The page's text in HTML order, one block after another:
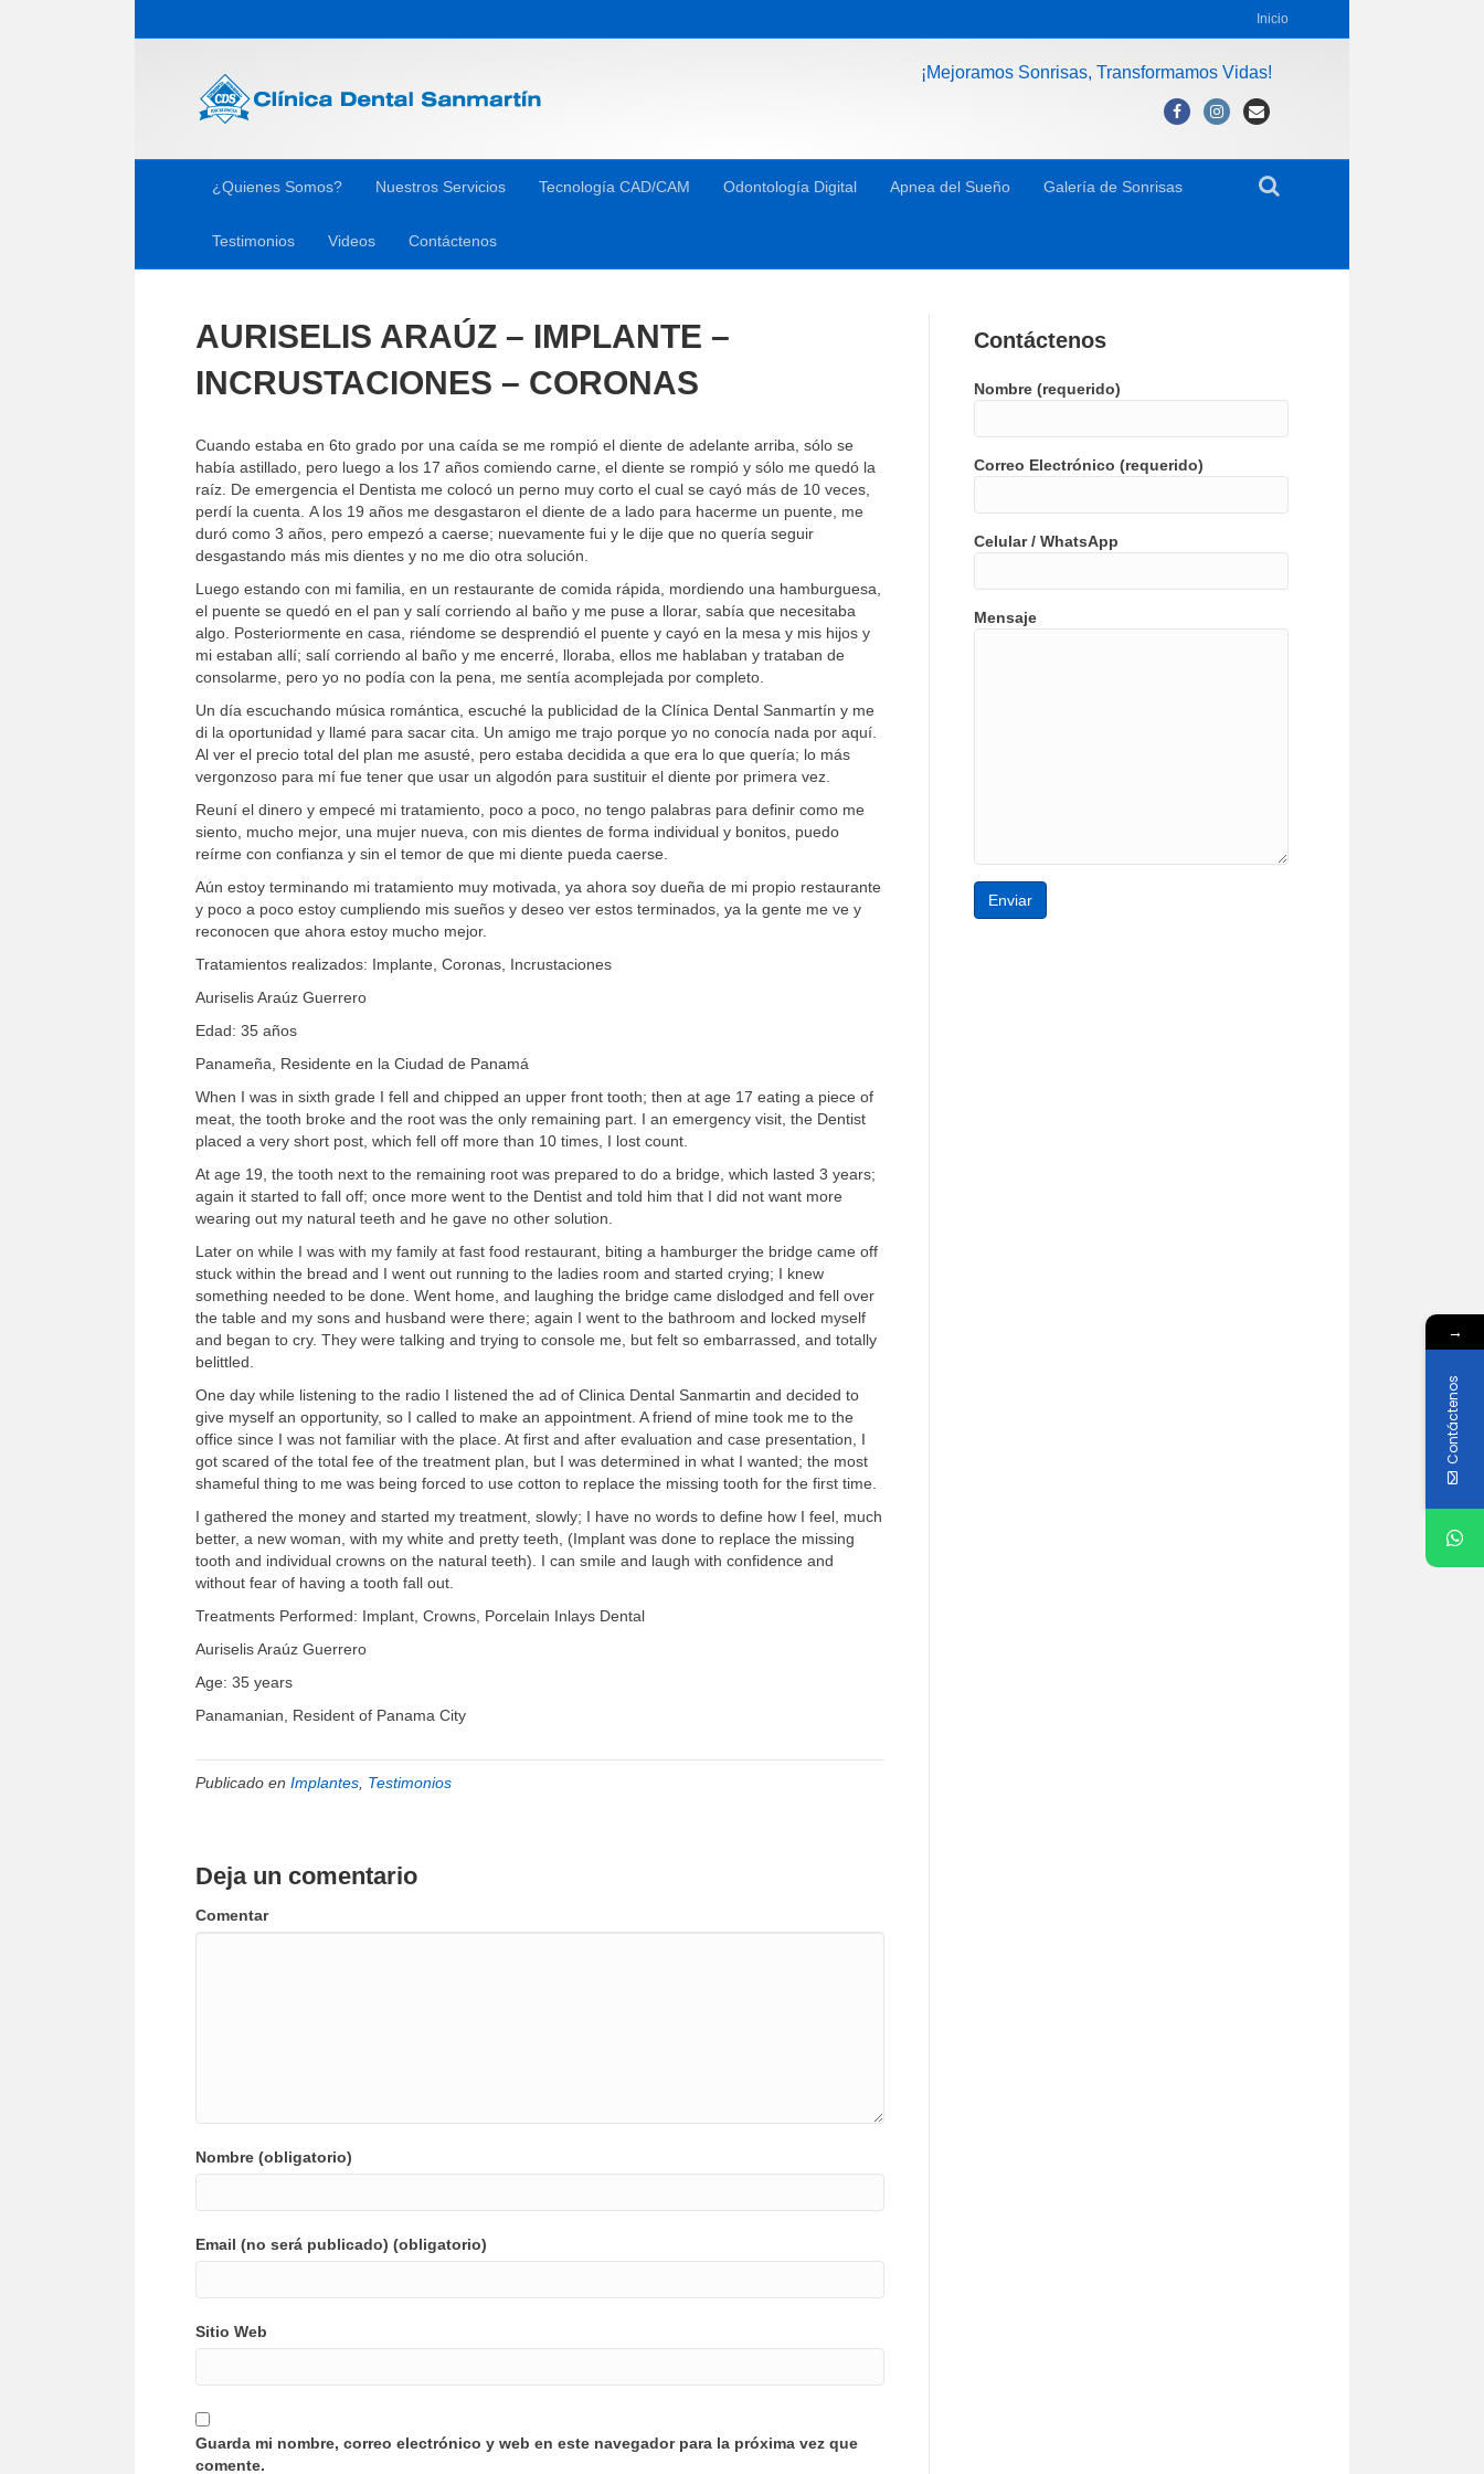
Inicio
¡Mejoramos Sonrisas, Transformamos Vidas!
FacebookInstagram
¿Quienes Somos? Nuestros Servicios Tecnología CAD/CAM Odontología Digital Apnea del Sueño Galería de Sonrisas
Testimonios Videos Contáctenos
AURISELIS ARAÚZ – IMPLANTE –
INCRUSTACIONES – CORONAS
Cuando estaba en 6to grado por una caída se me rompió el diente de adelante arriba, sólo se
había astillado, pero luego a los 17 años comiendo carne, el diente se rompió y sólo me quedó la
raíz. De emergencia el Dentista me colocó un perno muy corto el cual se cayó más de 10 veces,
perdí la cuenta. A los 19 años me desgastaron el diente de a lado para hacerme un puente, me
duró como 3 años, pero empezó a caerse; nuevamente fui y le dije que no quería seguir
desgastando más mis dientes y no me dio otra solución.
Luego estando con mi familia, en un restaurante de comida rápida, mordiendo una hamburguesa,
el puente se quedó en el pan y salí corriendo al baño y me puse a llorar, sabía que necesitaba
algo. Posteriormente en casa, riéndome se desprendió el puente y cayó en la mesa y mis hijos y
mi estaban allí; salí corriendo al baño y me encerré, lloraba, ellos me hablaban y trataban de
consolarme, pero yo no podía con la pena, me sentía acomplejada por completo.
Un día escuchando música romántica, escuché la publicidad de la Clínica Dental Sanmartín y me
di la oportunidad y llamé para sacar cita. Un amigo me trajo porque yo no conocía nada por aquí.
Al ver el precio total del plan me asusté, pero estaba decidida a que era lo que quería; lo más
vergonzoso para mí fue tener que usar un algodón para sustituir el diente por primera vez.
Reuní el dinero y empecé mi tratamiento, poco a poco, no tengo palabras para definir como me
siento, mucho mejor, una mujer nueva, con mis dientes de forma individual y bonitos, puedo
reírme con confianza y sin el temor de que mi diente pueda caerse.
Aún estoy terminando mi tratamiento muy motivada, ya ahora soy dueña de mi propio restaurante
y poco a poco estoy cumpliendo mis sueños y deseo ver estos terminados, ya la gente me ve y
reconocen que ahora estoy mucho mejor.
Tratamientos realizados: Implante, Coronas, Incrustaciones
Auriselis Araúz Guerrero
Edad: 35 años
Panameña, Residente en la Ciudad de Panamá
When I was in sixth grade I fell and chipped an upper front tooth; then at age 17 eating a piece of
meat, the tooth broke and the root was the only remaining part. I an emergency visit, the Dentist
placed a very short post, which fell off more than 10 times, I lost count.
At age 19, the tooth next to the remaining root was prepared to do a bridge, which lasted 3 years;
again it started to fall off; once more went to the Dentist and told him that I did not want more
wearing out my natural teeth and he gave no other solution.
Later on while I was with my family at fast food restaurant, biting a hamburger the bridge came off
stuck within the bread and I went out running to the ladies room and started crying; I knew
something needed to be done. Went home, and laughing the bridge came dislodged and fell over
the table and my sons and husband were there; again I went to the bathroom and locked myself
and began to cry. They were talking and trying to console me, but felt so embarrassed, and totally
belittled.
One day while listening to the radio I listened the ad of Clinica Dental Sanmartin and decided to
give myself an opportunity, so I called to make an appointment. A friend of mine took me to the
office since I was not familiar with the place. At first and after evaluation and case presentation, I
got scared of the total fee of the treatment plan, but I was determined in what I wanted; the most
shameful thing to me was being forced to use cotton to replace the missing tooth for the first time.
I gathered the money and started my treatment, slowly; I have no words to define how I feel, much
better, a new woman, with my white and pretty teeth, (Implant was done to replace the missing
tooth and individual crowns on the natural teeth). I can smile and laugh with confidence and
without fear of having a tooth fall out.
Treatments Performed: Implant, Crowns, Porcelain Inlays Dental
Auriselis Araúz Guerrero
Age: 35 years
Panamanian, Resident of Panama City
Publicado en Implantes Testimonios
Deja un comentario
Comentar
Nombre (obligatorio)
Email (no será publicado) (obligatorio)
Sitio Web
Guarda mi nombre, correo electrónico y web en este navegador para la próxima vez que
comente.
Contáctenos
Nombre (requerido)
Correo Electrónico (requerido)
Celular / WhatsApp
Mensaje
→
Contáctenos